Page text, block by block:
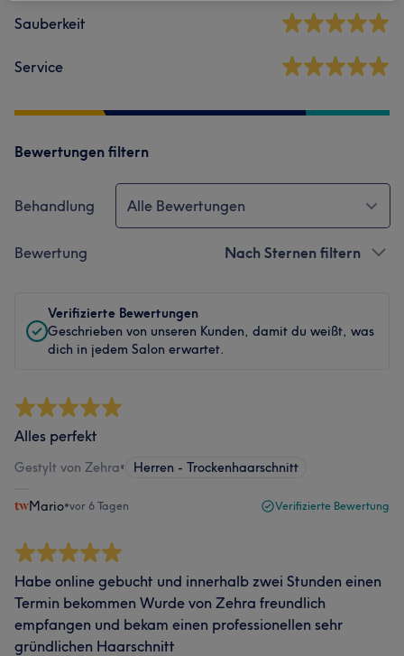
Sauberkeit
Service
Bewertungen filtern
Behandlung Alle Bewertungen
Bewertung Nach Sternen filtern
Verifizierte Bewertungen
Geschrieben von unseren Kunden, damit du weißt, was
dich in jedem Salon erwartet.
Alles perfekt
Gestylt von Zehra• Herren - Trockenhaarschnitt
Mario•vor 6 Tagen Verifizierte Bewertung
Habe online gebucht und innerhalb zwei Stunden einen
Termin bekommen Wurde von Zehra freundlich
empfangen und bekam einen professionellen sehr
gründlichen Haarschnitt